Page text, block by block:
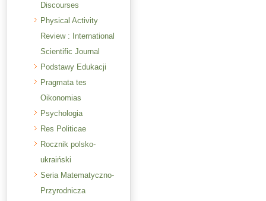
Discourses
Physical Activity
Review : International
Scientific Journal
Podstawy Edukacji
Pragmata tes
Oikonomias
Psychologia
Res Politicae
Rocznik polsko-
ukraiński
Seria Matematyczno-
Przyrodnicza